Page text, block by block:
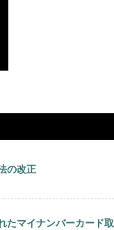
の改正
たマイナンバーカード取